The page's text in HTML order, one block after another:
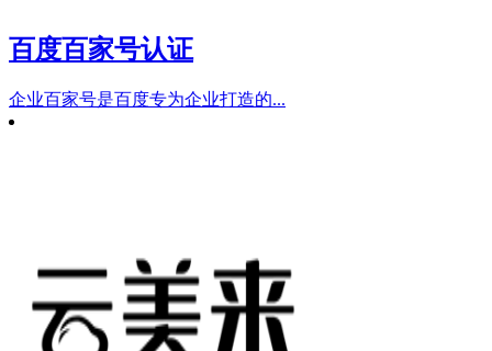
百度百家号认证
企业百家号是百度专为企业打造的...